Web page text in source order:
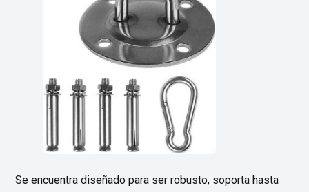
Se encuentra diseñado para ser robusto, soporta hasta